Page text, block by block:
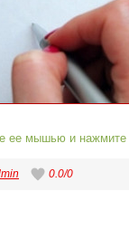
ее мышью и нажмите
0.0/0